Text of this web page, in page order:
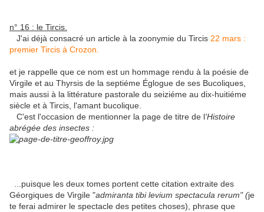
n° 16 : le Tircis.
J'ai déjà consacré un article à la zoonymie du Tircis 22 mars :
premier Tircis à Crozon.
et je rappelle que ce nom est un hommage rendu à la poésie de
Virgile et au Thyrsis de la septiéme Églogue de ses Bucoliques,
mais aussi à la littérature pastorale du seiziéme au dix-huitiéme
siècle et à Tircis, l'amant bucolique.
C'est l'occasion de mentionner la page de titre de l'Histoire
abrégée des insectes :
...puisque les deux tomes portent cette citation extraite des
Géorgiques de Virgile "admiranta tibi levium spectacula rerum" (je
te ferai admirer le spectacle des petites choses), phrase que